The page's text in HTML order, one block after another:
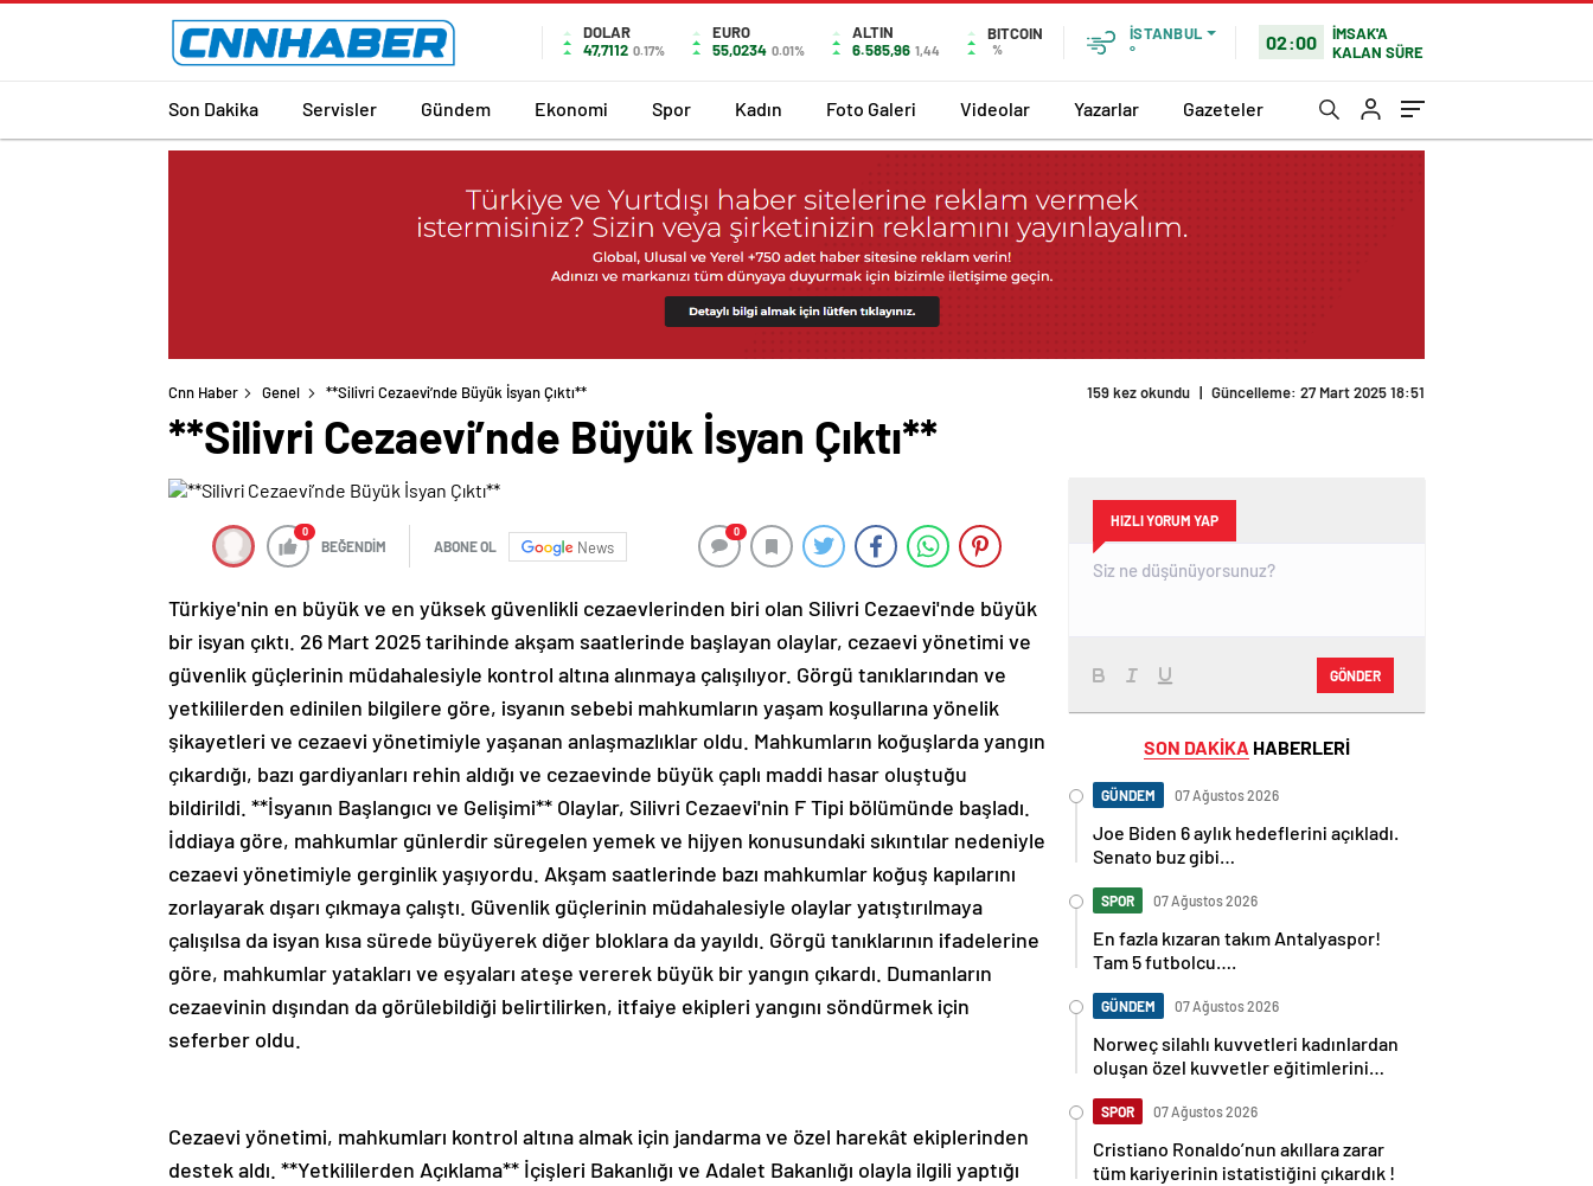
DOLAR
47,7112 0.17%
EURO
55,0234 0.01%
ALTIN
6.585,96 1,44
BITCOIN
%
İSTANBUL
°
02:00
İMSAK'A
KALAN SÜRE
Son Dakika Servisler Gündem Ekonomi Spor Kadın Foto Galeri Videolar Yazarlar Gazeteler
Cnn Haber Genel **Silivri Cezaevi’nde Büyük İsyan Çıktı** 159 kez okundu | Güncelleme: 27 Mart 2025 18:51
**Silivri Cezaevi’nde Büyük İsyan Çıktı**
0
BEĞENDİM ABONE OL News
0
Türkiye'nin en büyük ve en yüksek güvenlikli cezaevlerinden biri olan Silivri Cezaevi'nde büyük
bir isyan çıktı. 26 Mart 2025 tarihinde akşam saatlerinde başlayan olaylar, cezaevi yönetimi ve
güvenlik güçlerinin müdahalesiyle kontrol altına alınmaya çalışılıyor. Görgü tanıklarından ve
yetkililerden edinilen bilgilere göre, isyanın sebebi mahkumların yaşam koşullarına yönelik
şikayetleri ve cezaevi yönetimiyle yaşanan anlaşmazlıklar oldu. Mahkumların koğuşlarda yangın
çıkardığı, bazı gardiyanları rehin aldığı ve cezaevinde büyük çaplı maddi hasar oluştuğu
bildirildi. **İsyanın Başlangıcı ve Gelişimi** Olaylar, Silivri Cezaevi'nin F Tipi bölümünde başladı.
İddiaya göre, mahkumlar günlerdir süregelen yemek ve hijyen konusundaki sıkıntılar nedeniyle
cezaevi yönetimiyle gerginlik yaşıyordu. Akşam saatlerinde bazı mahkumlar koğuş kapılarını
zorlayarak dışarı çıkmaya çalıştı. Güvenlik güçlerinin müdahalesiyle olaylar yatıştırılmaya
çalışılsa da isyan kısa sürede büyüyerek diğer bloklara da yayıldı. Görgü tanıklarının ifadelerine
göre, mahkumlar yatakları ve eşyaları ateşe vererek büyük bir yangın çıkardı. Dumanların
cezaevinin dışından da görülebildiği belirtilirken, itfaiye ekipleri yangını söndürmek için
seferber oldu.
Cezaevi yönetimi, mahkumları kontrol altına almak için jandarma ve özel harekât ekiplerinden
destek aldı. **Yetkililerden Açıklama** İçişleri Bakanlığı ve Adalet Bakanlığı olayla ilgili yaptığı
HIZLI YORUM YAP
GÖNDER
SON DAKİKA HABERLERİ
GÜNDEM 07 Ağustos 2026
Joe Biden 6 aylık hedeflerini açıkladı.
Senato buz gibi…
SPOR 07 Ağustos 2026
En fazla kızaran takım Antalyaspor!
Tam 5 futbolcu….
GÜNDEM 07 Ağustos 2026
Norweç silahlı kuvvetleri kadınlardan
oluşan özel kuvvetler eğitimlerini
SPOR 07 Ağustos 2026
Cristiano Ronaldo’nun akıllara zarar
tüm kariyerinin istatistiğini çıkardık !